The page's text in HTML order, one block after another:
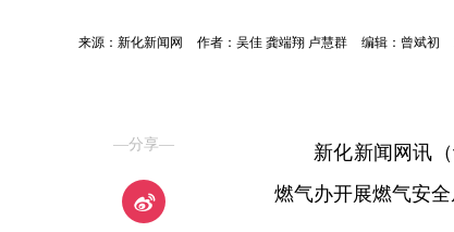
来源：新化新闻网 作者：吴佳 龚端翔 卢慧群 编辑：曾斌初
—分享—
新化新闻网讯
燃气办开展燃气安